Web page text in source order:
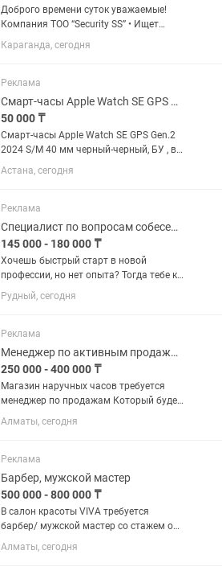
Доброго времени суток уважаемые!
Компания ТОО “Security SS” • Ищет
кандидатов на должность охранника (
Сотрудника Службы безопасности) •
Караганда, сегодня
Реклама
Смарт-часы Apple Watch SE GPS Gen.2 2024- 40 мм
50 000 ₸
Смарт-часы Apple Watch SE GPS Gen.2
2024 S/M 40 мм черный-черный, БУ , в
хорошем состоянии. В комплекте
ремешки 5 шт, зарядка
Астана, сегодня
Реклама
Специалист по вопросам собеседования в крупную торговую сеть магазинов
145 000 - 180 000 ₸
Хочешь быстрый старт в новой
профессии, но нет опыта? Тогда тебе к
нам! Что мы предлагаем: Работа в
одном из крупнейших контактных
известными компаниями...
Рудный, сегодня
Реклама
Менеджер по активным продажам
250 000 - 400 000 ₸
Магазин наручных часов требуется
менеджер по продажам Который будет
консультировать клиентов по продукту
компании Ответственность за работу
отправки товаров...
Алматы, сегодня
Реклама
Барбер, мужской мастер
500 000 - 800 000 ₸
В салон красоты VIVA требуется
барбер/ мужской мастер со стажем от
3 лет. Все подробности по номеру
Алматы, сегодня